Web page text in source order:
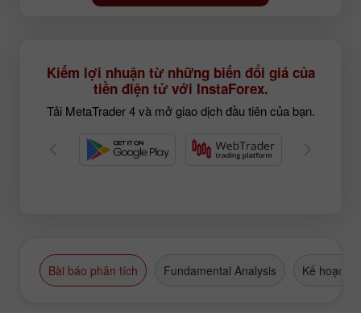
Kiếm lợi nhuận từ những biến đổi giá của
tiền điện tử với InstaForex.
Tải MetaTrader 4 và mở giao dịch đầu tiên của bạn.
Bài báo phân tích Fundamental Analysis Kế hoạch